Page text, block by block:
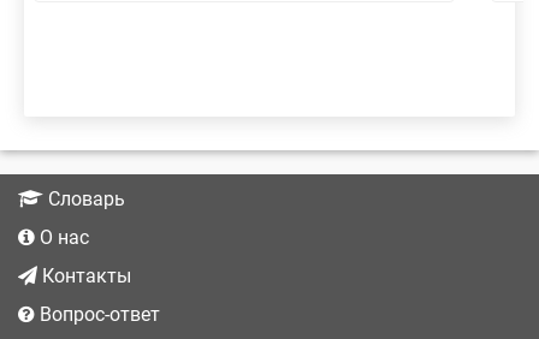
Словарь
О нас
Контакты
Вопрос-ответ